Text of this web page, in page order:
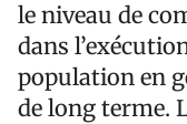
le niveau de
dans
population en
de long terme.